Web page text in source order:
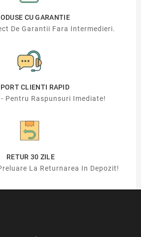
CU GARANTIE
De Garantii Fara Intermedieri.
CLIENTI RAPID
Pentru Raspunsuri Imediate!
RETUR 30 ZILE
La Returnarea In Depozit!